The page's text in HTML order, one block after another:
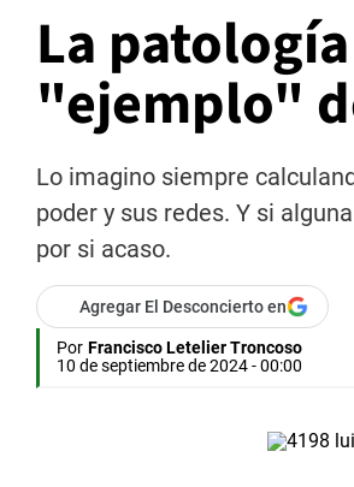
La
"ejemplo"
Lo imagino siempre
poder y sus redes. Y si
por si acaso.
Agregar El Desconcierto en
Por Francisco Letelier Troncoso
10 de septiembre de 2024 - 00:00